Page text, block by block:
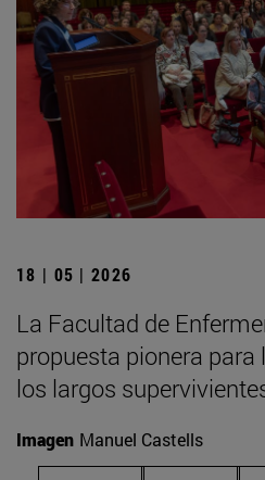
18 | 05 | 2026
La Facultad de
propuesta pionera para
los largos
Imagen Manuel Castells